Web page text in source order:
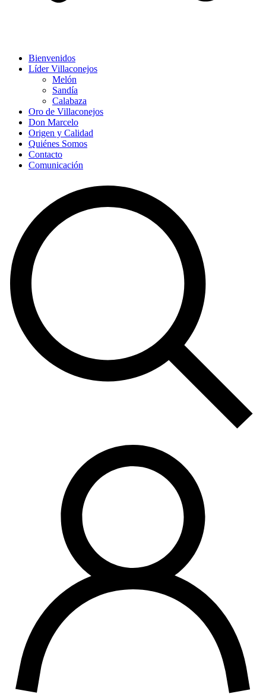
Bienvenidos
Líder Villaconejos
Melón
Sandía
Calabaza
Oro de Villaconejos
Don Marcelo
Origen y Calidad
Quiénes Somos
Contacto
Comunicación